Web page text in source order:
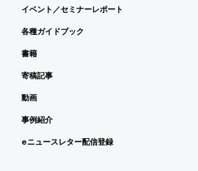
イベント／セミナーレポート
各種ガイドブック
書籍
寄稿記事
動画
事例紹介
eニュースレター配信登録